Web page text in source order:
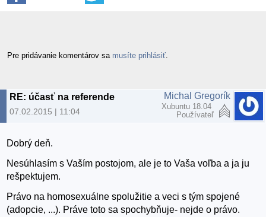
Pre pridávanie komentárov sa musíte prihlásiť
RE: účasť na referende
07.02.2015 | 11:04
Michal Gregorík
Xubuntu 18.04
Používateľ
Dobrý deň.
Nesúhlasím s Vaším postojom, ale je to Vaša voľba a ja ju
rešpektujem.
Právo na homosexuálne spolužitie a veci s tým spojené
(adopcie, ...). Práve toto sa spochybňuje- nejde o právo.